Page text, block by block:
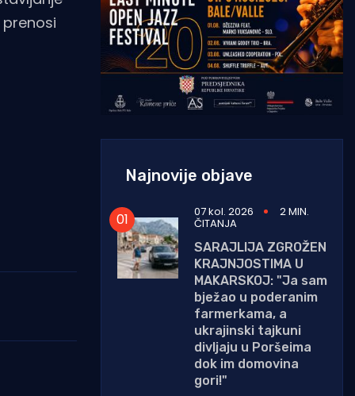
Najnovije objave
07 kol. 2026 2 MIN.
ČITANJA
SARAJLIJA ZGROŽEN
KRAJNJOSTIMA U
MAKARSKOJ: "Ja sam
bježao u poderanim
farmerkama, a
ukrajinski tajkuni
divljaju u Poršeima
dok im domovina
gori!"